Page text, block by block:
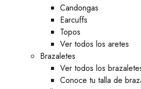
⁠Candongas
Earcuffs
Topos
Ver todos los aretes
Brazaletes
Ver todos los
Conoce tu talla de